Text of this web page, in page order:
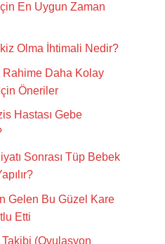
En Uygun Zaman
Olma İhtimali Nedir?
Rahime Daha Kolay
Öneriler
Hastası Gebe
Sonrası Tüp Bebek
Gelen Bu Güzel Kare
Etti
(Ovulasyon